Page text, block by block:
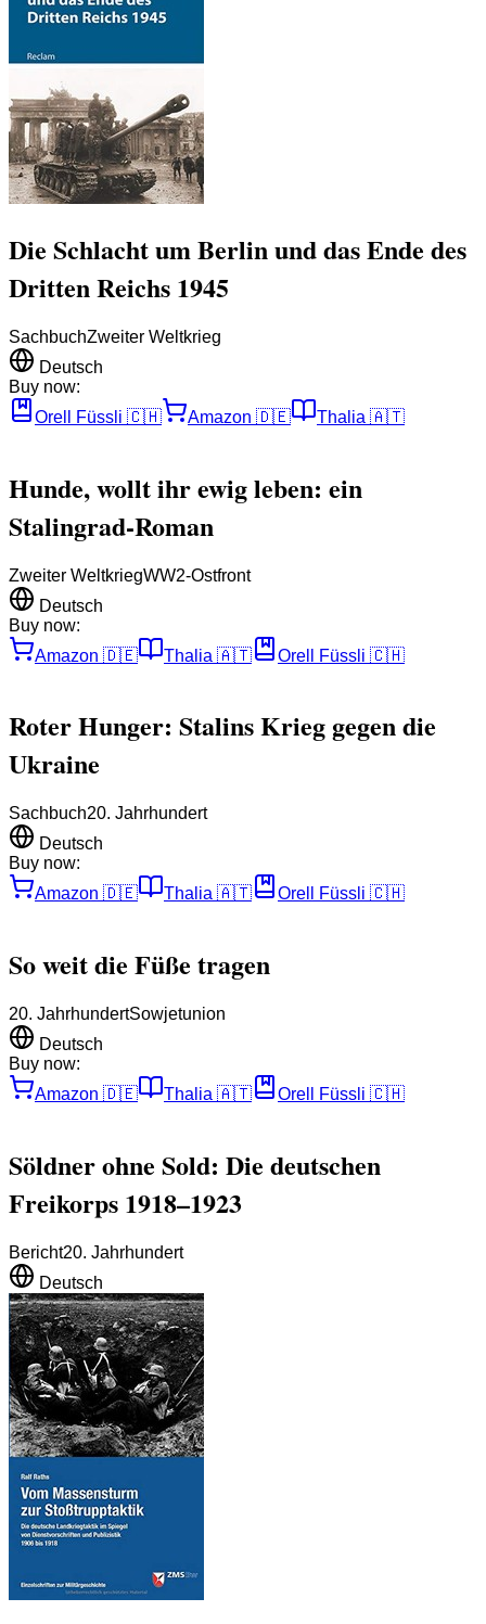
Die Schlacht um Berlin und das Ende des
Dritten Reichs 1945
SachbuchZweiter Weltkrieg
Deutsch
Buy now:
Orell Füssli 🇨🇭 Amazon 🇩🇪 Thalia 🇦🇹
Hunde, wollt ihr ewig leben: ein
Stalingrad-Roman
Zweiter WeltkriegWW2-Ostfront
Deutsch
Buy now:
Amazon 🇩🇪 Thalia 🇦🇹 Orell Füssli 🇨🇭
Roter Hunger: Stalins Krieg gegen die
Ukraine
Sachbuch20. Jahrhundert
Deutsch
Buy now:
Amazon 🇩🇪 Thalia 🇦🇹 Orell Füssli 🇨🇭
So weit die Füße tragen
20. JahrhundertSowjetunion
Deutsch
Buy now:
Amazon 🇩🇪 Thalia 🇦🇹 Orell Füssli 🇨🇭
Söldner ohne Sold: Die deutschen
Freikorps 1918–1923
Bericht20. Jahrhundert
Deutsch